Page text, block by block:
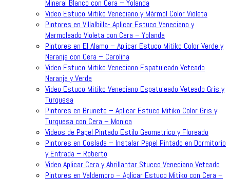
Mineral Blanco con Cera – Yolanda
Video Estuco Mitiko Veneciano y Mármol Color Violeta
Pintores en Villalbilla- Aplicar Estuco Veneciano y
Marmoleado Violeta con Cera – Yolanda
Pintores en El Alamo – Aplicar Estuco Mitiko Color Verde y
Naranja con Cera – Carolina
Video Estuco Mitiko Veneciano Espatuleado Veteado
Naranja y Verde
Video Estuco Mitiko Veneciano Espatuleado Veteado Gris y
Turquesa
Pintores en Brunete – Aplicar Estuco Mitiko Color Gris y
Turquesa con Cera – Monica
Videos de Papel Pintado Estilo Geometrico y Floreado
Pintores en Coslada – Instalar Papel Pintado en Dormitorio
y Entrada – Roberto
Video Aplicar Cera y Abrillantar Stucco Veneciano Veteado
Pintores en Valdemoro – Aplicar Estuco Mitiko con Cera –